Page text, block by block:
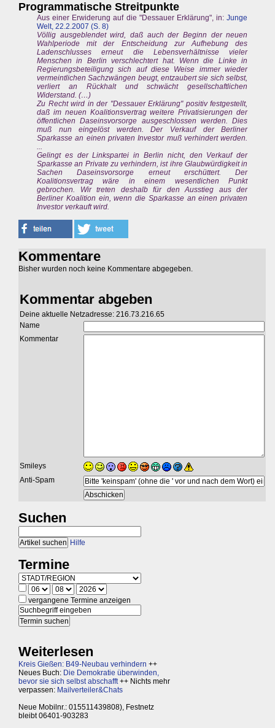
Programmatische Streitpunkte
Aus einer Erwiderung auf die "Dessauer Erklärung", in:Junge
Welt, 22.2.2007 (S. 8)
Völlig ausgeblendet wird, daß auch der Beginn der neuen
Wahlperiode mit der Entscheidung zur Aufhebung des
Ladenschlusses erneut die Lebensverhältnisse vieler
Menschen in Berlin verschlechtert hat. Wenn die Linke in
Regierungsbeteiligung sich auf diese Weise immer wieder
vermeintlichen Sachzwängen beugt, entzaubert sie sich selbst,
verliert an Rückhalt und schwächt gesellschaftlichen
Widerstand. (…)
Zu Recht wird in der "Dessauer Erklärung" positiv festgestellt,
daß im neuen Koalitionsvertrag weitere Privatisierungen der
öffentlichen Daseinsvorsorge ausgeschlossen werden. Dies
muß nun eingelöst werden. Der Verkauf der Berliner
Sparkasse an einen privaten Investor muß verhindert werden.
...
Gelingt es der Linkspartei in Berlin nicht, den Verkauf der
Sparkasse an Private zu verhindern, ist ihre Glaubwürdigkeit in
Sachen Daseinsvorsorge erneut erschüttert. Der
Koalitionsvertrag wäre in einem wesentlichen Punkt
gebrochen. Wir treten deshalb für den Ausstieg aus der
Berliner Koalition ein, wenn die Sparkasse an einen privaten
Investor verkauft wird.
Kommentare
Bisher wurden noch keine Kommentare abgegeben.
Kommentar abgeben
Deine aktuelle Netzadresse: 216.73.216.65
Name
Kommentar
Smileys
Anti-Spam
Suchen
Hilfe
Termine
vergangene Termine anzeigen
Weiterlesen
Kreis Gießen: B49-Neubau verhindern ++
Neues Buch: Die Demokratie überwinden,
bevor sie sich selbst abschafft++ Nichts mehr
verpassen: Mailverteiler&Chats
Neue Mobilnr.: 015511439808), Festnetz
bleibt 06401-903283